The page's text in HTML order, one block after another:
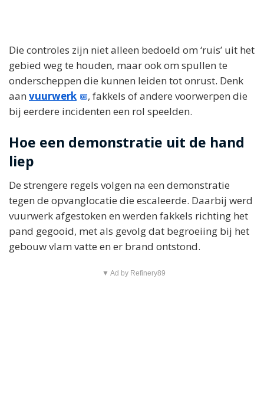
Die controles zijn niet alleen bedoeld om ‘ruis’ uit het
gebied weg te houden, maar ook om spullen te
onderscheppen die kunnen leiden tot onrust. Denk
aan vuurwerk
, fakkels of andere voorwerpen die
bij eerdere incidenten een rol speelden.
Hoe een demonstratie uit de hand
liep
De strengere regels volgen na een demonstratie
tegen de opvanglocatie die escaleerde. Daarbij werd
vuurwerk afgestoken en werden fakkels richting het
pand gegooid, met als gevolg dat begroeiing bij het
gebouw vlam vatte en er brand ontstond.
▼ Ad by Refinery89